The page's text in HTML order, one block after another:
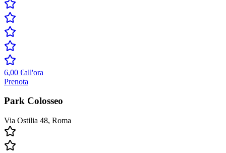
6,00 €all'ora
Prenota
Park Colosseo
Via Ostilia 48, Roma